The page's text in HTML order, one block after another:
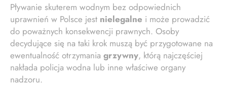
Pływanie skuterem wodnym bez odpowiednich
uprawnień w Polsce jest nielegalne i może prowadzić
do poważnych konsekwencji prawnych. Osoby
decydujące się na taki krok muszą być przygotowane na
ewentualność otrzymania grzywny, którą najczęściej
nakłada policja wodna lub inne właściwe organy
nadzoru.